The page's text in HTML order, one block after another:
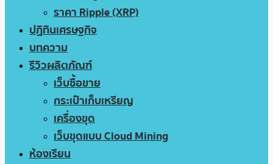
ราคา Ripple (XRP)
ปฏิทินเศรษฐกิจ
บทความ
รีวิวผลิตภัณฑ์
เว็บซื้อขาย
กระเป๋าเก็บเหรียญ
เครื่องขุด
เว็บขุดแบบ Cloud Mining
ห้องเรียน